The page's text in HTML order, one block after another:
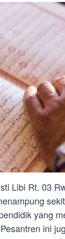
Libi Rt. 03
yang
ini